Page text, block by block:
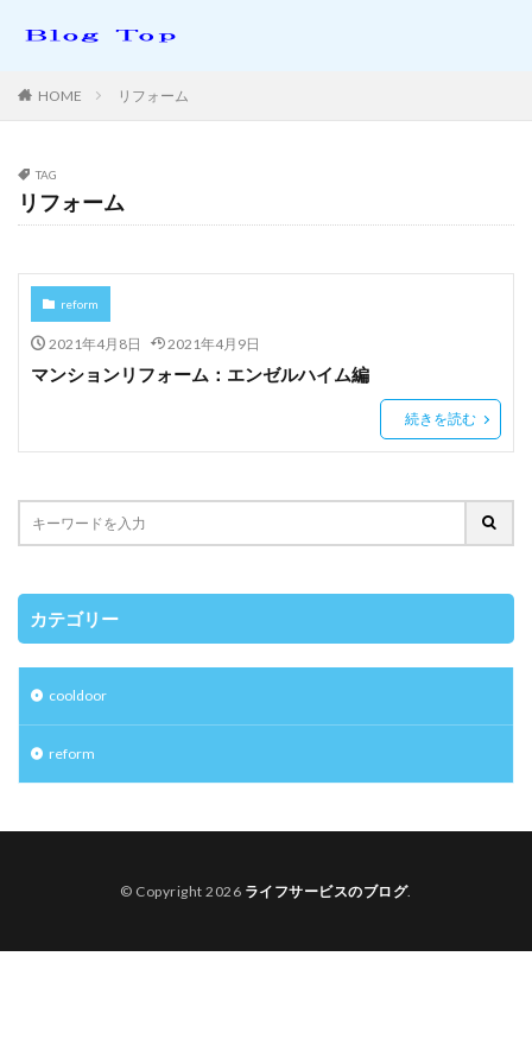
HOME リフォーム
TAG
リフォーム
reform
2021年4月8日 2021年4月9日
マンションリフォーム：エンゼルハイム編
続きを読む
カテゴリー
cooldoor
reform
© Copyright 2026 ライフサービスのブログ.